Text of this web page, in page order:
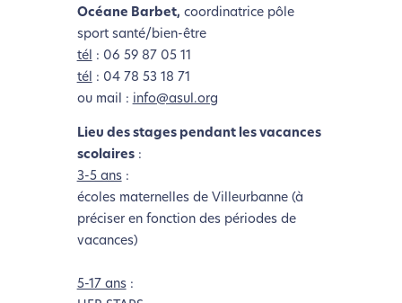
Océane Barbet, coordinatrice pôle
sport santé/bien-être
tél : 06 59 87 05 11
tél : 04 78 53 18 71
ou mail : info@asul.org
Lieu des stages pendant les vacances
scolaires:
3-5 ans:
écoles maternelles de Villeurbanne (à
préciser en fonction des périodes de
vacances)
5-17 ans: